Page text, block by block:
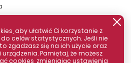
aby ułatwić Ci korzystanie z
celów statystycznych. Jeśli nie
zgadzasz się na ich użycie oraz
Pamiętaj, że możesz
cookies, zmieniając ustawienia